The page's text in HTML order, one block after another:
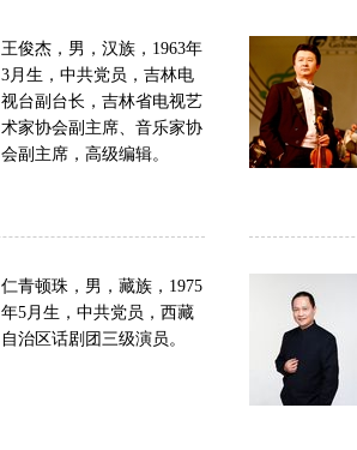
王俊杰，男，汉族，1963年
3月生，中共党员，吉林电
视台副台长，吉林省电视艺
术家协会副主席、音乐家协
会副主席，高级编辑。
仁青顿珠，男，藏族，1975
年5月生，中共党员，西藏
自治区话剧团三级演员。